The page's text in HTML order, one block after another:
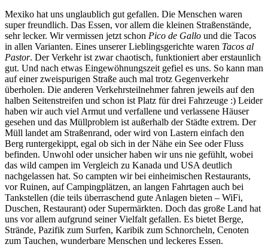
Mexiko hat uns unglaublich gut gefallen. Die Menschen waren
super freundlich. Das Essen, vor allem die kleinen Straßenstände,
sehr lecker. Wir vermissen jetzt schon Pico de Gallo und die Tacos
in allen Varianten. Eines unserer Lieblingsgerichte waren Tacos al
Pastor. Der Verkehr ist zwar chaotisch, funktioniert aber erstaunlich
gut. Und nach etwas Eingewöhnungszeit gefiel es uns. So kann man
auf einer zweispurigen Straße auch mal trotz Gegenverkehr
überholen. Die anderen Verkehrsteilnehmer fahren jeweils auf den
halben Seitenstreifen und schon ist Platz für drei Fahrzeuge :) Leider
haben wir auch viel Armut und verfallene und verlassene Häuser
gesehen und das Müllproblem ist außerhalb der Städte extrem. Der
Müll landet am Straßenrand, oder wird von Lastern einfach den
Berg runtergekippt, egal ob sich in der Nähe ein See oder Fluss
befinden. Unwohl oder unsicher haben wir uns nie gefühlt, wobei
das wild campen im Vergleich zu Kanada und USA deutlich
nachgelassen hat. So campten wir bei einheimischen Restaurants,
vor Ruinen, auf Campingplätzen, an langen Fahrtagen auch bei
Tankstellen (die teils überraschend gute Anlagen bieten – WiFi,
Duschen, Restaurant) oder Supermärkten. Doch das große Land hat
uns vor allem aufgrund seiner Vielfalt gefallen. Es bietet Berge,
Strände, Pazifik zum Surfen, Karibik zum Schnorcheln, Cenoten
zum Tauchen, wunderbare Menschen und leckeres Essen.